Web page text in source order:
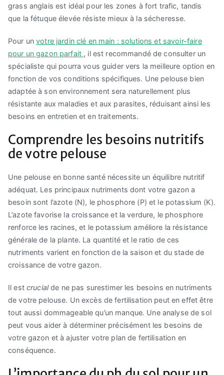
grass anglais est idéal pour les zones à fort trafic, tandis
que la fétuque élevée résiste mieux à la sécheresse.
Pour unvotre jardin clé en main : solutions et savoir-faire
pour un gazon parfait , il est recommandé de consulter un
spécialiste qui pourra vous guider vers la meilleure option en
fonction de vos conditions spécifiques. Une pelouse bien
adaptée à son environnement sera naturellement plus
résistante aux maladies et aux parasites, réduisant ainsi les
besoins en entretien et en traitements.
Comprendre les besoins nutritifs
de votre pelouse
Une pelouse en bonne santé nécessite un équilibre nutritif
adéquat. Les principaux nutriments dont votre gazon a
besoin sont l’azote (N), le phosphore (P) et le potassium (K).
L’azote favorise la croissance et la verdure, le phosphore
renforce les racines, et le potassium améliore la résistance
générale de la plante. La quantité et le ratio de ces
nutriments varient en fonction de la saison et du stade de
croissance de votre gazon.
Il estcrucialde ne pas surestimer les besoins en nutriments
de votre pelouse. Un excès de fertilisation peut en effet être
tout aussi dommageable qu’un manque. Une analyse de sol
peut vous aider à déterminer précisément les besoins de
votre gazon et à ajuster votre plan de fertilisation en
conséquence.